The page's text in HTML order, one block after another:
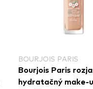
BOURJOIS PARIS
Bourjois Paris
hydratačný make-